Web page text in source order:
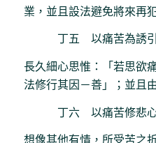
業，並且設法避免將來再
丁五 以痛苦為誘引
長久細心思惟：「若思欲
法修行其因－善」；並且
丁六 以痛苦修悲心
想像其他有情，所受苦之